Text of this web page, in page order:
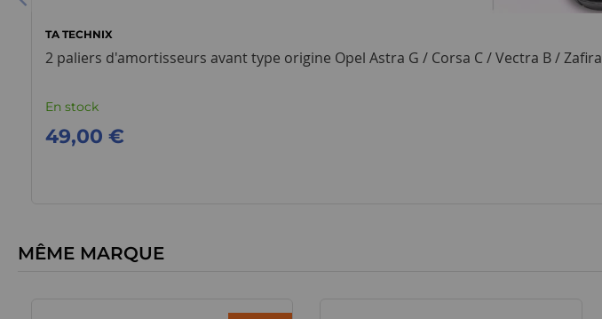
TA TECHNIX
2 paliers d'amortisseurs avant type origine Opel Astra G / Corsa C / Vectra B / Zafira
En stock
49,00 €
MÊME MARQUE